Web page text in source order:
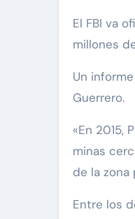
El FBI va
millones
Un
Guerrero.
«En 2015,
minas
de la zona
Entre los